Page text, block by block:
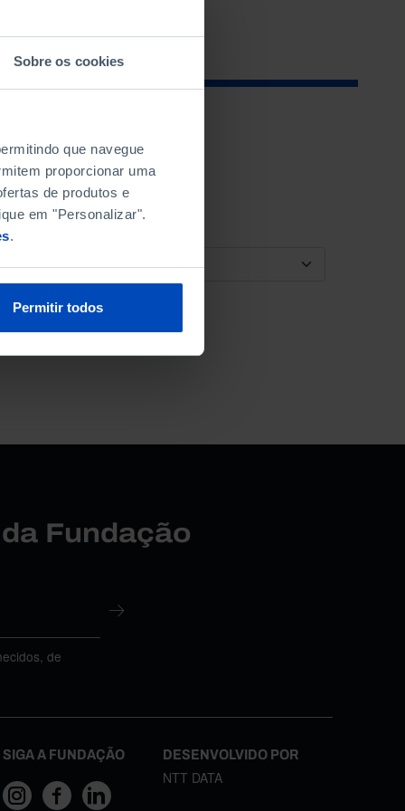
Sobre os cookies
que navegue
proporcionar uma
de produtos e
em "Personalizar".
.
Permitir todos
ORDENAR POR
Fundação
de
SIGA A FUNDAÇÃO DESENVOLVIDO POR
NTT DATA